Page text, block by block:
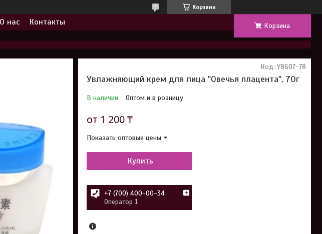
Корзина
О нас Контакты Корзина
Увлажняющий крем для лица "Овечья плацента", 70г
В наличии Оптом и в розницу
Код: Y8607-78
от 1 200 ₸
Показать оптовые цены
Купить
+7 (700) 400-00-34
Оператор 1